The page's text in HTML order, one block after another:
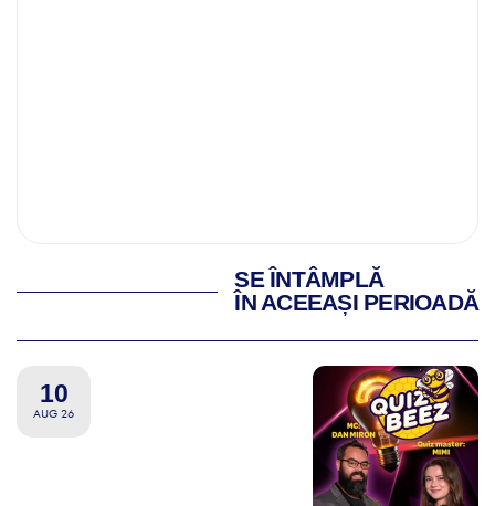
SE ÎNTÂMPLĂ
ÎN ACEEAȘI PERIOADĂ
10
AUG 26